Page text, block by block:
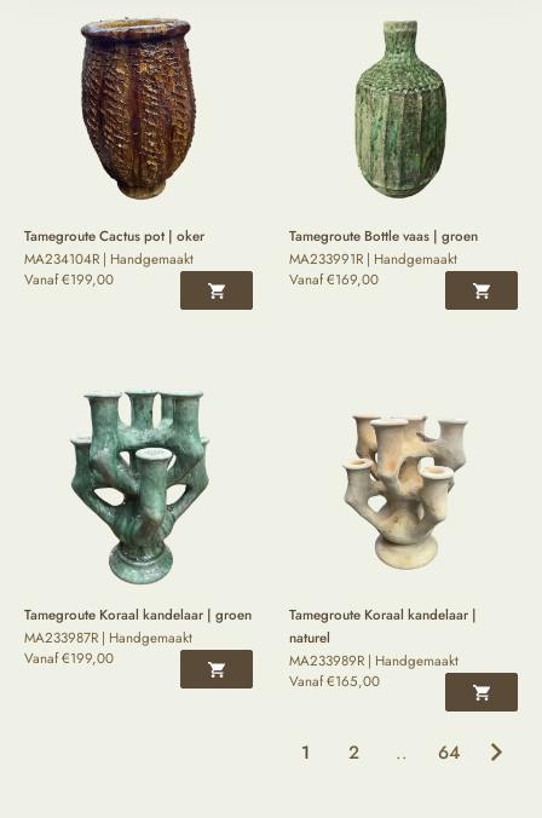
Tamegroute Cactus pot | oker
MA234104R | Handgemaakt
Vanaf€199,00
Tamegroute Bottle vaas | groen
MA233991R | Handgemaakt
Vanaf€169,00
Tamegroute Koraal kandelaar | groen
MA233987R | Handgemaakt
Vanaf€199,00
Tamegroute Koraal kandelaar |
naturel
MA233989R | Handgemaakt
Vanaf€165,00
1 2 .. 64